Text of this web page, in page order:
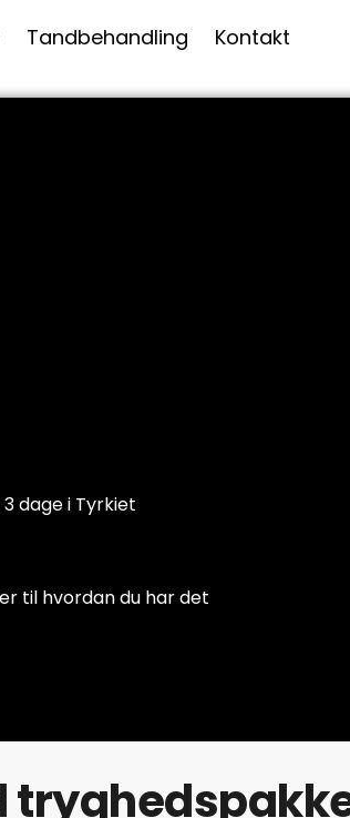
Tandbehandling Kontakt
dage i Tyrkiet
til hvordan du har det